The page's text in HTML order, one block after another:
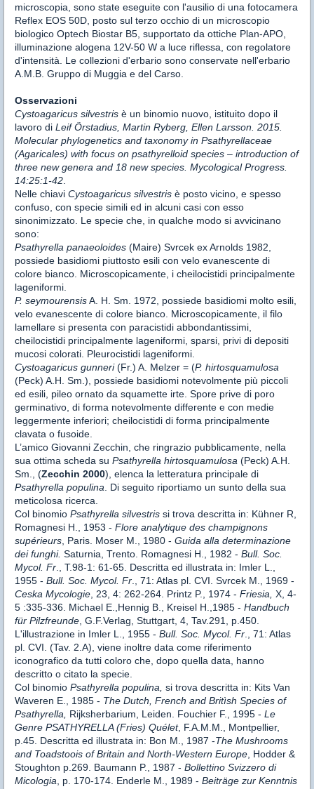
microscopia, sono state eseguite con l'ausilio di una fotocamera
Reflex EOS 50D, posto sul terzo occhio di un microscopio
biologico Optech Biostar B5, supportato da ottiche Plan-APO,
illuminazione alogena 12V-50 W a luce riflessa, con regolatore
d'intensità. Le collezioni d'erbario sono conservate nell'erbario
A.M.B. Gruppo di Muggia e del Carso.
Osservazioni
Cystoagaricus silvestris è un binomio nuovo, istituito dopo il
lavoro di Leif Örstadius, Martin Ryberg, Ellen Larsson. 2015.
Molecular phylogenetics and taxonomy in Psathyrellaceae
(Agaricales) with focus on psathyrelloid species – introduction of
three new genera and 18 new species. Mycological Progress.
14:25:1-42
Nelle chiavi Cystoagaricus silvestris è posto vicino, e spesso
confuso, con specie simili ed in alcuni casi con esso
sinonimizzato. Le specie che, in qualche modo si avvicinano
sono:
Psathyrella panaeoloides (Maire) Svrcek ex Arnolds 1982,
possiede basidiomi piuttosto esili con velo evanescente di
colore bianco. Microscopicamente, i cheilocistidi principalmente
lageniformi.
P. seymourensisA. H. Sm. 1972, possiede basidiomi molto esili,
velo evanescente di colore bianco. Microscopicamente, il filo
lamellare si presenta con paracistidi abbondantissimi,
cheilocistidi principalmente lageniformi, sparsi, privi di depositi
mucosi colorati. Pleurocistidi lageniformi.
Cystoagaricus gunneri(Fr.) A. Melzer = (P. hirtosquamulosa
(Peck) A.H. Sm.), possiede basidiomi notevolmente più piccoli
ed esili, pileo ornato da squamette irte. Spore prive di poro
germinativo, di forma notevolmente differente e con medie
leggermente inferiori; cheilocistidi di forma principalmente
clavata o fusoide.
L’amico Giovanni Zecchin, che ringrazio pubblicamente, nella
sua ottima scheda su Psathyrella hirtosquamulosa (Peck) A.H.
Sm., (Zecchin 2000), elenca la letteratura principale di
Psathyrella populina . Di seguito riportiamo un sunto della sua
meticolosa ricerca.
Col binomio Psathyrella silvestris si trova descritta in: Kühner R,
Romagnesi H., 1953 - Flore analytique des champignons
supérieurs , Paris. Moser M., 1980 - Guida alla determinazione
dei funghi. Saturnia, Trento. Romagnesi H., 1982 - Bull. Soc.
Mycol. Fr ., T.98-1: 61-65. Descritta ed illustrata in: Imler L.,
1955 - Bull. Soc. Mycol. Fr ., 71: Atlas pl. CVI. Svrcek M., 1969 -
Ceska Mycologie , 23, 4: 262-264. Printz P., 1974 - Friesia, X, 4-
5 :335-336. Michael E.,Hennig B., Kreisel H.,1985 - Handbuch
für Pilzfreunde , G.F.Verlag, Stuttgart, 4, Tav.291, p.450.
L'illustrazione in Imler L., 1955 - Bull. Soc. Mycol. Fr ., 71: Atlas
pl. CVI. (Tav. 2.A), viene inoltre data come riferimento
iconografico da tutti coloro che, dopo quella data, hanno
descritto o citato la specie.
Col binomio Psathyrella populina, si trova descritta in: Kits Van
Waveren E., 1985 - The Dutch, French and Britìsh Species of
Psathyrella,
Rijksherbarium, Leiden. Fouchier F., 1995 - Le
Genre PSATHYRELLA (Fries) Quélet, F.A.M.M., Montpellier,
p.45. Descritta ed illustrata in: Bon M., 1987 -The Mushrooms
and Toadstoois of Britain and North-Western Europe , Hodder &
Stoughton p.269. Baumann P., 1987 - Bollettino Svizzero di
Micologia , p. 170-174. Enderle M., 1989 - Beiträge zur Kenntnis